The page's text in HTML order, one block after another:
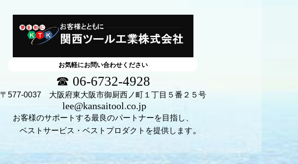
お気軽にお問い合わせください
☎ 06-6732-4928
〒577-0037 大阪府東大阪市御厨西ノ町１丁目５番２５号
lee@kansaitool.co.jp
お客様のサポートする最良のパートナーを目指し、
ベストサービス・ベストプロダクトを提供します。